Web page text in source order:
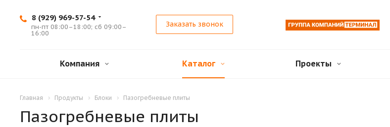
8 (929) 969-57-54
пн-пт 08:00–18:00; сб 09:00–
16:00
Заказать звонок
Компания Каталог Проекты
Главная Продукты Блоки Пазогребневые плиты
Пазогребневые плиты